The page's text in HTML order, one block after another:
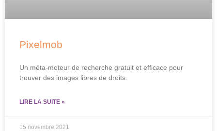
Pixelmob
Un méta-moteur de recherche gratuit et efficace pour
trouver des images libres de droits.
LIRE LA SUITE »
15 novembre 2021